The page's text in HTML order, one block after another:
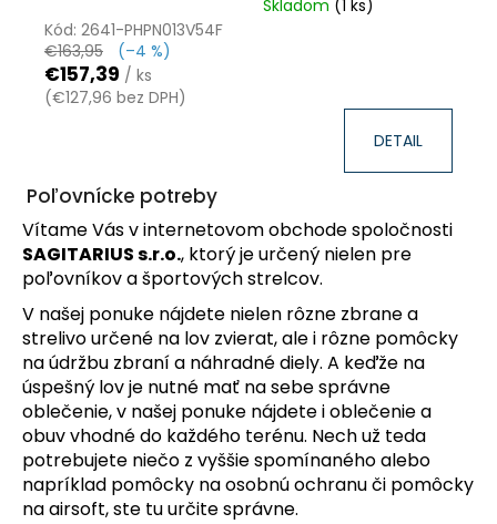
Skladom (1 ks)
Kód: 2641-PHPN013V54F
€163,95
(–4 %)
€157,39 / ks
(€127,96 bez DPH)
DETAIL
Poľovnícke potreby
Vítame Vás v internetovom obchode spoločnosti
SAGITARIUS s.r.o., ktorý je určený nielen pre
poľovníkov a športových strelcov.
V našej ponuke nájdete nielen rôzne zbrane a
strelivo určené na lov zvierat, ale i rôzne pomôcky
na údržbu zbraní a náhradné diely. A keďže na
úspešný lov je nutné mať na sebe správne
oblečenie, v našej ponuke nájdete i oblečenie a
obuv vhodné do každého terénu. Nech už teda
potrebujete niečo z vyššie spomínaného alebo
napríklad pomôcky na osobnú ochranu či pomôcky
na airsoft, ste tu určite správne.